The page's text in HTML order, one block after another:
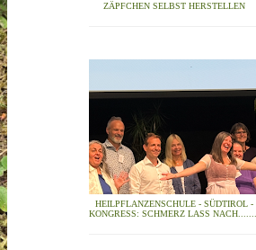
ZÄPFCHEN SELBST HERSTELLEN
HEILPFLANZENSCHULE - SÜDTIROL -
KONGRESS: SCHMERZ LASS NACH........